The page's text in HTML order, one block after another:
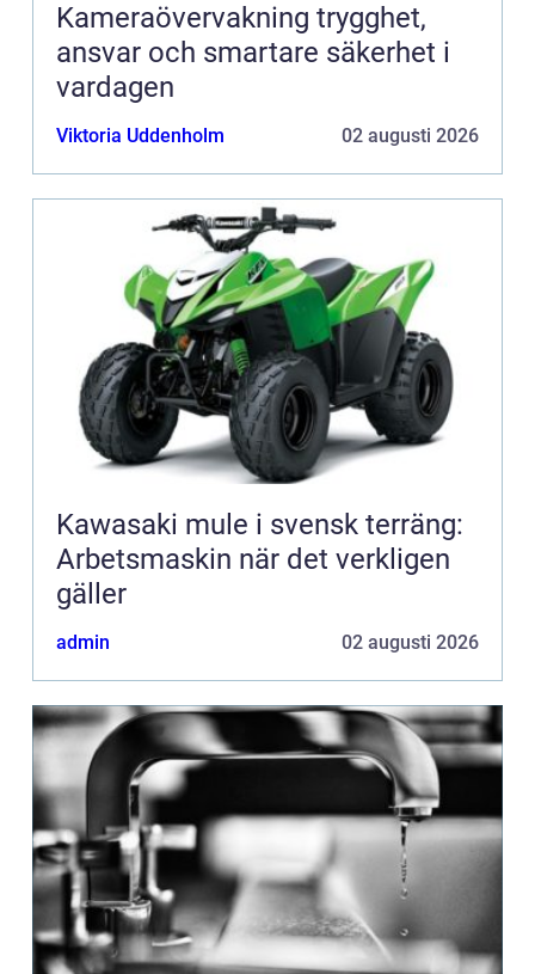
Kameraövervakning trygghet,
ansvar och smartare säkerhet i
vardagen
Viktoria Uddenholm 02 augusti 2026
Kawasaki mule i svensk terräng:
Arbetsmaskin när det verkligen
gäller
admin 02 augusti 2026